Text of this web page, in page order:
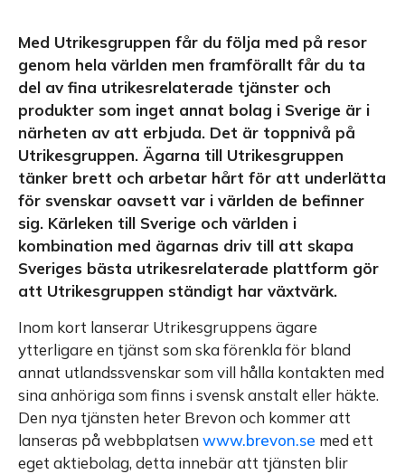
Med Utrikesgruppen får du följa med på resor
genom hela världen men framförallt får du ta
del av fina utrikesrelaterade tjänster och
produkter som inget annat bolag i Sverige är i
närheten av att erbjuda. Det är toppnivå på
Utrikesgruppen. Ägarna till Utrikesgruppen
tänker brett och arbetar hårt för att underlätta
för svenskar oavsett var i världen de befinner
sig. Kärleken till Sverige och världen i
kombination med ägarnas driv till att skapa
Sveriges bästa utrikesrelaterade plattform gör
att Utrikesgruppen ständigt har växtvärk.
Inom kort lanserar Utrikesgruppens ägare
ytterligare en tjänst som ska förenkla för bland
annat utlandssvenskar som vill hålla kontakten med
sina anhöriga som finns i svensk anstalt eller häkte.
Den nya tjänsten heter Brevon och kommer att
lanseras på webbplatsen www.brevon.se med ett
eget aktiebolag, detta innebär att tjänsten blir